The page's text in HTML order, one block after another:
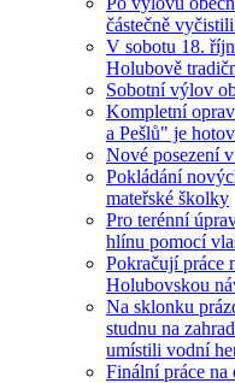
částečně
V sobotu 18.
Holubově
Sobotní výlov
Kompletní
a Pešlů" je
Nové posezení
Pokládání
mateřské školky
Pro terénní
hlínu pomocí
Pokračují práce
Holubovskou
Na sklonku
studnu na
umístili vodní
Finální práce na